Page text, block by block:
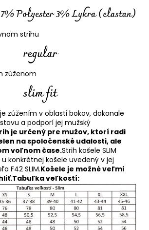
strihu
zúženom
zúžením v oblasti bokov, dokonale
a podporí jej mužský
je určený pre mužov, ktorí radi
na spoločenské udalosti, ale
voľnom čase.Strih košele SLIM
u konkrétnej košele uvedený v jej
F42 SLIM.Košele je možné veľmi
Tabuľka veľkostí: